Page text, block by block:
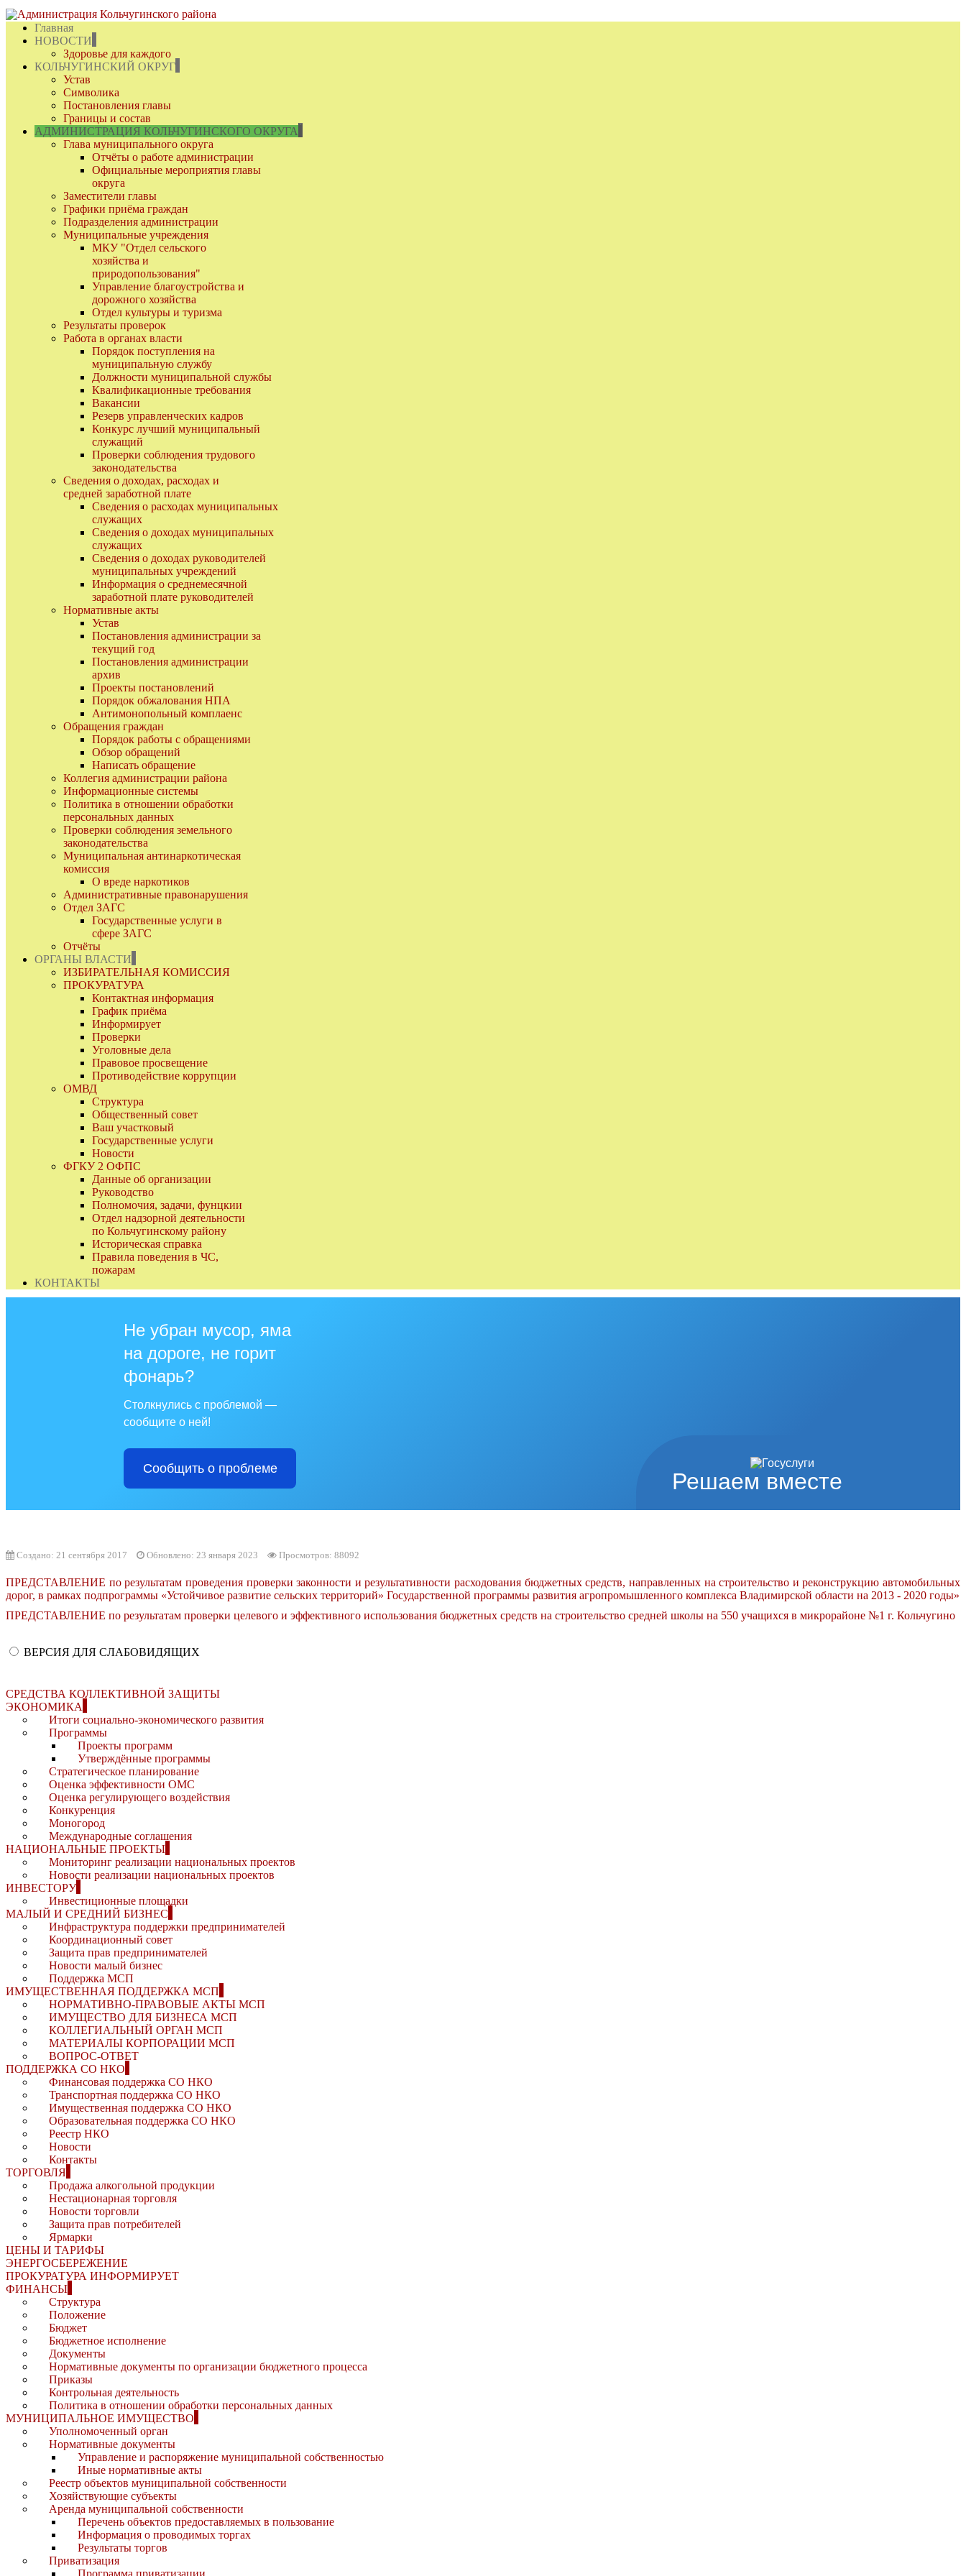
Главная
НОВОСТИ
Здоровье для каждого
КОЛЬЧУГИНСКИЙ ОКРУГ
Устав
Символика
Постановления главы
Границы и состав
АДМИНИСТРАЦИЯ КОЛЬЧУГИНСКОГО ОКРУГА
Глава муниципального округа
Отчёты о работе администрации
Официальные мероприятия главы
округа
Заместители главы
Графики приёма граждан
Подразделения администрации
Муниципальные учреждения
МКУ "Отдел сельского
хозяйства и
природопользования"
Управление благоустройства и
дорожного хозяйства
Отдел культуры и туризма
Результаты проверок
Работа в органах власти
Порядок поступления на
муниципальную службу
Должности муниципальной службы
Квалификационные требования
Вакансии
Резерв управленческих кадров
Конкурс лучший муниципальный
служащий
Проверки соблюдения трудового
законодательства
Сведения о доходах, расходах и
средней заработной плате
Сведения о расходах муниципальных
служащих
Сведения о доходах муниципальных
служащих
Сведения о доходах руководителей
муниципальных учреждений
Информация о среднемесячной
заработной плате руководителей
Нормативные акты
Устав
Постановления администрации за
текущий год
Постановления администрации
архив
Проекты постановлений
Порядок обжалования НПА
Антимонопольный комплаенс
Обращения граждан
Порядок работы с обращениями
Обзор обращений
Написать обращение
Коллегия администрации района
Информационные системы
Политика в отношении обработки
персональных данных
Проверки соблюдения земельного
законодательства
Муниципальная антинаркотическая
комиссия
О вреде наркотиков
Административные правонарушения
Отдел ЗАГС
Государственные услуги в
сфере ЗАГС
Отчёты
ОРГАНЫ ВЛАСТИ
ИЗБИРАТЕЛЬНАЯ КОМИССИЯ
ПРОКУРАТУРА
Контактная информация
График приёма
Информирует
Проверки
Уголовные дела
Правовое просвещение
Противодействие коррупции
ОМВД
Структура
Общественный совет
Ваш участковый
Государственные услуги
Новости
ФГКУ 2 ОФПС
Данные об организации
Руководство
Полномочия, задачи, фунцкии
Отдел надзорной деятельности
по Кольчугинскому району
Историческая справка
Правила поведения в ЧС,
пожарам
КОНТАКТЫ
Решаем вместе
Не убран мусор, яма
на дороге, не горит
фонарь?
Столкнулись с проблемой —
сообщите о ней!
Сообщить о проблеме
Создано: 21 сентября 2017 Обновлено: 23 января 2023 Просмотров: 88092
ПРЕДСТАВЛЕНИЕ по результатам проведения проверки законности и результативности расходования бюджетных средств, направленных на строительство и реконструкцию автомобильных
дорог, в рамках подпрограммы «Устойчивое развитие сельских территорий» Государственной программы развития агропромышленного комплекса Владимирской области на 2013 - 2020 годы»
ПРЕДСТАВЛЕНИЕ по результатам проверки целевого и эффективного использования бюджетных средств на строительство средней школы на 550 учащихся в микрорайоне №1 г. Кольчугино
ВЕРСИЯ ДЛЯ СЛАБОВИДЯЩИХ
СРЕДСТВА КОЛЛЕКТИВНОЙ ЗАЩИТЫ
ЭКОНОМИКА
Итоги социально-экономического развития
Программы
Проекты программ
Утверждённые программы
Стратегическое планирование
Оценка эффективности ОМС
Оценка регулирующего воздействия
Конкуренция
Моногород
Международные соглашения
НАЦИОНАЛЬНЫЕ ПРОЕКТЫ
Мониторинг реализации национальных проектов
Новости реализации национальных проектов
ИНВЕСТОРУ
Инвестиционные площадки
МАЛЫЙ И СРЕДНИЙ БИЗНЕС
Инфраструктура поддержки предпринимателей
Координационный совет
Защита прав предпринимателей
Новости малый бизнес
Поддержка МСП
ИМУЩЕСТВЕННАЯ ПОДДЕРЖКА МСП
НОРМАТИВНО-ПРАВОВЫЕ АКТЫ МСП
ИМУЩЕСТВО ДЛЯ БИЗНЕСА МСП
КОЛЛЕГИАЛЬНЫЙ ОРГАН МСП
МАТЕРИАЛЫ КОРПОРАЦИИ МСП
ВОПРОС-ОТВЕТ
ПОДДЕРЖКА СО НКО
Финансовая поддержка СО НКО
Транспортная поддержка СО НКО
Имущественная поддержка СО НКО
Образовательная поддержка СО НКО
Реестр НКО
Новости
Контакты
ТОРГОВЛЯ
Продажа алкогольной продукции
Нестационарная торговля
Новости торговли
Защита прав потребителей
Ярмарки
ЦЕНЫ И ТАРИФЫ
ЭНЕРГОСБЕРЕЖЕНИЕ
ПРОКУРАТУРА ИНФОРМИРУЕТ
ФИНАНСЫ
Структура
Положение
Бюджет
Бюджетное исполнение
Документы
Нормативные документы по организации бюджетного процесса
Приказы
Контрольная деятельность
Политика в отношении обработки персональных данных
МУНИЦИПАЛЬНОЕ ИМУЩЕСТВО
Уполномоченный орган
Нормативные документы
Управление и распоряжение муниципальной собственностью
Иные нормативные акты
Реестр объектов муниципальной собственности
Хозяйствующие субъекты
Аренда муниципальной собственности
Перечень объектов предоставляемых в пользование
Информация о проводимых торгах
Результаты торгов
Приватизация